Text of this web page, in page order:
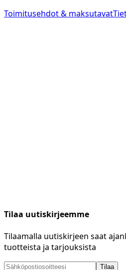
Toimitusehdot & maksutavat
Tilaa uutiskirjeemme
Tilaamalla uutiskirjeen saat
tuotteista ja tarjouksista
Tilaa